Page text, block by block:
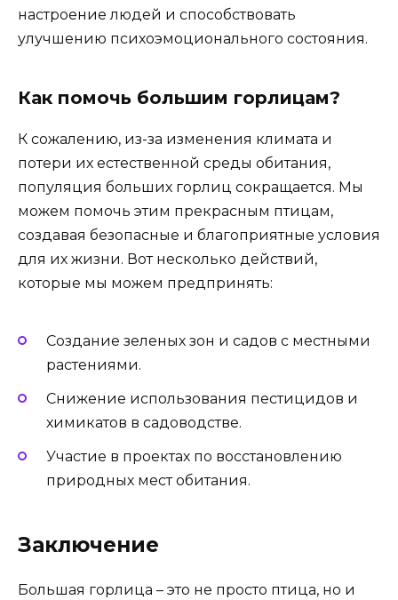
настроение людей и способствовать
улучшению психоэмоционального состояния.
Как помочь большим горлицам?
К сожалению, из-за изменения климата и
потери их естественной среды обитания,
популяция больших горлиц сокращается. Мы
можем помочь этим прекрасным птицам,
создавая безопасные и благоприятные условия
для их жизни. Вот несколько действий,
которые мы можем предпринять:
Создание зеленых зон и садов с местными
растениями.
Снижение использования пестицидов и
химикатов в садоводстве.
Участие в проектах по восстановлению
природных мест обитания.
Заключение
Большая горлица – это не просто птица, но и